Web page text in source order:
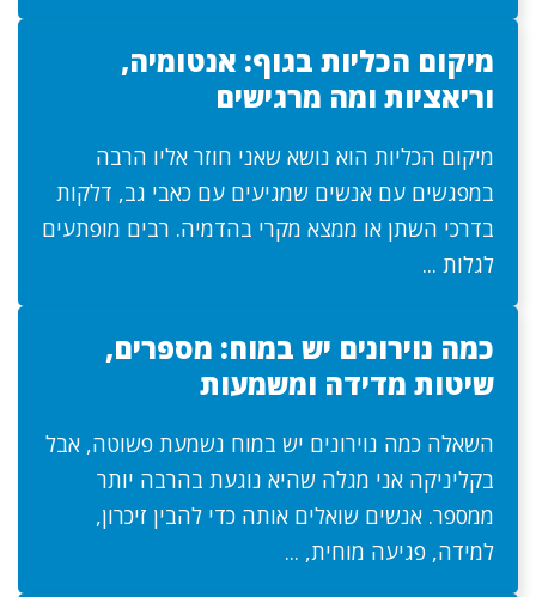
מיקום הכליות בגוף: אנטומיה,
וריאציות ומה מרגישים
מיקום הכליות הוא נושא שאני חוזר אליו הרבה
במפגשים עם אנשים שמגיעים עם כאבי גב, דלקות
בדרכי השתן או ממצא מקרי בהדמיה. רבים מופתעים
לגלות ...
כמה נוירונים יש במוח: מספרים,
שיטות מדידה ומשמעות
השאלה כמה נוירונים יש במוח נשמעת פשוטה, אבל
בקליניקה אני מגלה שהיא נוגעת בהרבה יותר
ממספר. אנשים שואלים אותה כדי להבין זיכרון,
למידה, פגיעה מוחית, ...